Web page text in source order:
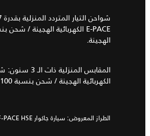
الهجينة.
الكهربائية الهجينة / شحن بنسبة 100% خلال 7 ساعات و6 دقائق لسيارة جاكوار F‑PACE الكهربائية الهجينة
الطراز المعروض: سيارة جاكوار F-PACE HSE